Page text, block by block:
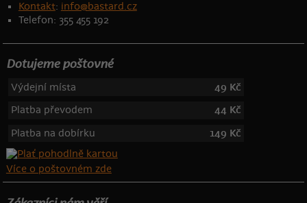
Kontakt: info@bastard.cz
Telefon: 355 455 192
Dotujeme poštovné
Výdejní místa
49 Kč
Platba převodem
44 Kč
Platba na dobírku
149 Kč
Více o poštovném zde